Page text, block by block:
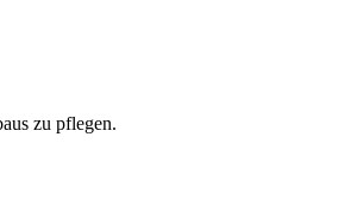
zu pflegen.